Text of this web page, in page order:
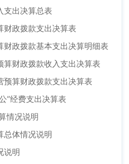
出决算总表
政拨款支出决算表
政拨款基本支出决算明细表
财政拨款收入支出决算表
算财政拨款支出决算表
经费支出决算表
情况说明
体情况说明
明